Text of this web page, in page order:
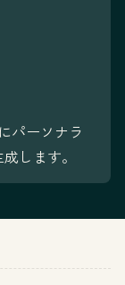
パーソナラ
します。